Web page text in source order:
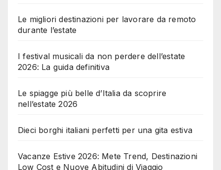
Le migliori destinazioni per lavorare da remoto
durante l’estate
I festival musicali da non perdere dell’estate
2026: La guida definitiva
Le spiagge più belle d’Italia da scoprire
nell’estate 2026
Dieci borghi italiani perfetti per una gita estiva
Vacanze Estive 2026: Mete Trend, Destinazioni
Low Cost e Nuove Abitudini di Viaggio